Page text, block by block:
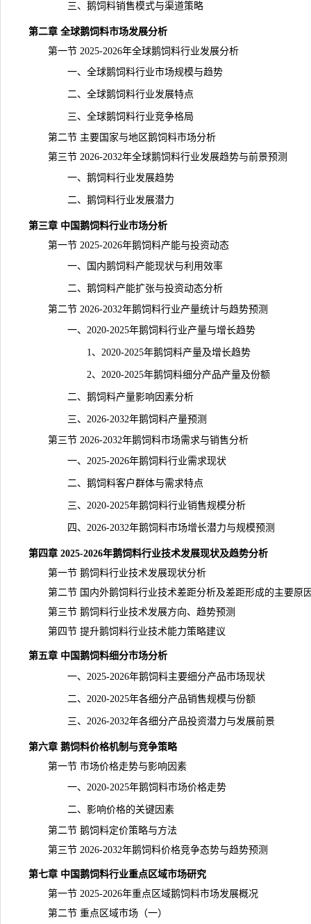
三、鹅饲料销售模式与渠道策略
第二章 全球鹅饲料市场发展分析
第一节 2025-2026年全球鹅饲料行业发展分析
一、全球鹅饲料行业市场规模与趋势
二、全球鹅饲料行业发展特点
三、全球鹅饲料行业竞争格局
第二节 主要国家与地区鹅饲料市场分析
第三节 2026-2032年全球鹅饲料行业发展趋势与前景预测
一、鹅饲料行业发展趋势
二、鹅饲料行业发展潜力
第三章 中国鹅饲料行业市场分析
第一节 2025-2026年鹅饲料产能与投资动态
一、国内鹅饲料产能现状与利用效率
二、鹅饲料产能扩张与投资动态分析
第二节 2026-2032年鹅饲料行业产量统计与趋势预测
一、2020-2025年鹅饲料行业产量与增长趋势
1、2020-2025年鹅饲料产量及增长趋势
2、2020-2025年鹅饲料细分产品产量及份额
二、鹅饲料产量影响因素分析
三、2026-2032年鹅饲料产量预测
第三节 2026-2032年鹅饲料市场需求与销售分析
一、2025-2026年鹅饲料行业需求现状
二、鹅饲料客户群体与需求特点
三、2020-2025年鹅饲料行业销售规模分析
四、2026-2032年鹅饲料市场增长潜力与规模预测
第四章 2025-2026年鹅饲料行业技术发展现状及趋势分析
第一节 鹅饲料行业技术发展现状分析
第二节 国内外鹅饲料行业技术差距分析及差距形成的主要原
第三节 鹅饲料行业技术发展方向、趋势预测
第四节 提升鹅饲料行业技术能力策略建议
第五章 中国鹅饲料细分市场分析
一、2025-2026年鹅饲料主要细分产品市场现状
二、2020-2025年各细分产品销售规模与份额
三、2026-2032年各细分产品投资潜力与发展前景
第六章 鹅饲料价格机制与竞争策略
第一节 市场价格走势与影响因素
一、2020-2025年鹅饲料市场价格走势
二、影响价格的关键因素
第二节 鹅饲料定价策略与方法
第三节 2026-2032年鹅饲料价格竞争态势与趋势预测
第七章 中国鹅饲料行业重点区域市场研究
第一节 2025-2026年重点区域鹅饲料市场发展概况
第二节 重点区域市场（一）